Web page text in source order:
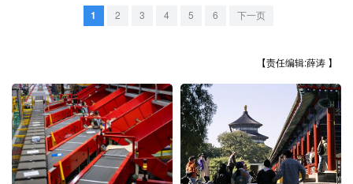
山西
辽宁 吉林 上海 江苏
浙江 安徽 福建 江西
山东 河南 湖北 湖南
1 2 3 4 5 6 下一页
【责任编辑:薛涛 】